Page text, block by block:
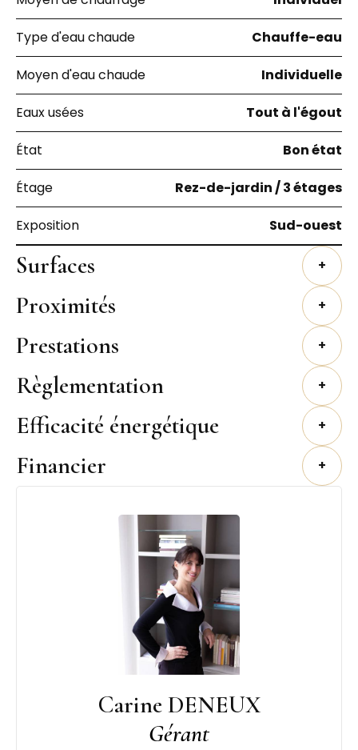
Type d'eau chaude Chauffe-eau
Moyen d'eau chaude Individuelle
Eaux usées Tout à l'égout
État Bon état
Étage Rez-de-jardin / 3 étages
Exposition Sud-ouest
Surfaces +
Proximités +
Prestations +
Règlementation +
Efficacité énergétique +
Financier +
Carine DENEUX
Gérant